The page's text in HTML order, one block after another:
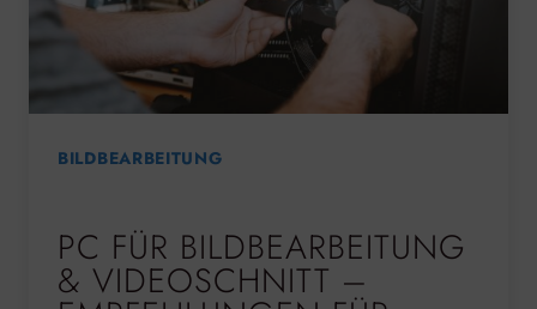
BILDBEARBEITUNG
PC FÜR BILDBEARBEITUNG
& VIDEOSCHNITT –